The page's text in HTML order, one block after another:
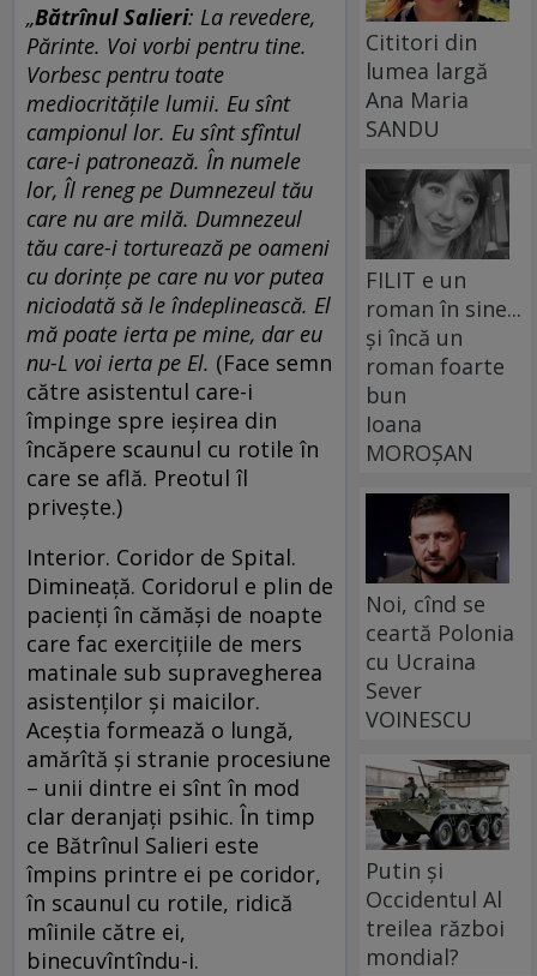
„Bătrînul Salieri: La revedere,
Părinte. Voi vorbi pentru tine.
Vorbesc pentru toate
mediocritățile lumii. Eu sînt
campionul lor. Eu sînt sfîntul
care-i patronează. În numele
lor, Îl reneg pe Dumnezeul tău
care nu are milă. Dumnezeul
tău care-i torturează pe oameni
cu dorințe pe care nu vor putea
niciodată să le îndeplinească. El
mă poate ierta pe mine, dar eu
nu-L voi ierta pe El. (Face semn
către asistentul care-i
împinge spre ieșirea din
încăpere scaunul cu rotile în
care se află. Preotul îl
privește.)
Interior. Coridor de Spital.
Dimineață. Coridorul e plin de
pacienți în cămăși de noapte
care fac exercițiile de mers
matinale sub supravegherea
asistenților și maicilor.
Aceștia formează o lungă,
amărîtă și stranie procesiune
– unii dintre ei sînt în mod
clar deranjați psihic. În timp
ce Bătrînul Salieri este
împins printre ei pe coridor,
în scaunul cu rotile, ridică
mîinile către ei,
binecuvîntîndu-i.
Cititori din
lumea largă
Ana Maria
SANDU
FILIT e un
roman în sine...
și încă un
roman foarte
bun
Ioana
MOROȘAN
Noi, cînd se
ceartă Polonia
cu Ucraina
Sever
VOINESCU
Putin și
Occidentul Al
treilea război
mondial?